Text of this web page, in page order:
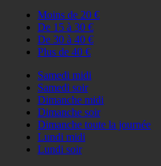
Moins de 20 €
De 15 à 30 €
De 30 à 40 €
Plus de 40 €
Samedi midi
Samedi soir
Dimanche midi
Dimanche soir
Dimanche toute la journée
Lundi midi
Lundi soir